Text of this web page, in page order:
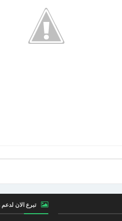
تبرع الان لدعم